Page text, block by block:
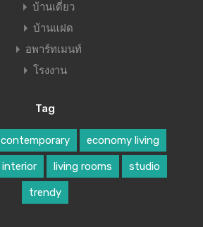
บ้านเดี่ยว
บ้านแฝด
อพาร์ทเมนท์
โรงงาน
Tag
contemporary economy living
interior living rooms studio
trendy